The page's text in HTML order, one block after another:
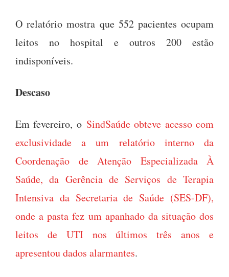
O relatório mostra que 552 pacientes ocupam
leitos no hospital e outros 200 estão
indisponíveis.
Descaso
Em fevereiro, o SindSaúde obteve acesso com
exclusividade a um relatório interno da
Coordenação de Atenção Especializada À
Saúde, da Gerência de Serviços de Terapia
Intensiva da Secretaria de Saúde (SES-DF),
onde a pasta fez um apanhado da situação dos
leitos de UTI nos últimos três anos e
apresentou dados alarmantes.